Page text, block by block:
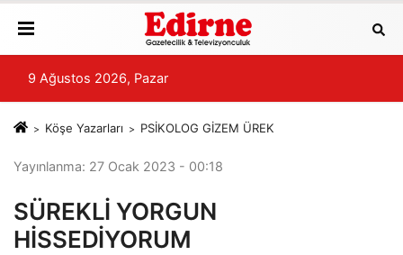
9 Ağustos 2026, Pazar
Köşe Yazarları PSİKOLOG GİZEM ÜREK
Yayınlanma: 27 Ocak 2023 - 00:18
SÜREKLİ YORGUN
HİSSEDİYORUM